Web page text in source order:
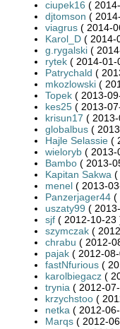
ciupek16 (
djtomson (
viagrus ( 2014-
Karol_D ( 2014-
g.rygalski (
rytek ( 2014-01-
Patrychald (
mkozlowski (
Topek ( 2013-
kes25 ( 2013-
krisun17 (
globalbus (
Hajle Selassie (
wieloryb ( 2013-
Bambo ( 2013-
Kapitan Sakwa (
menel ( 2013-
Panzerjager44 (
uszaty99 (
sjf ( 2012-10-23
szymczak (
chrabu ( 2012-
pajak ( 2012-
fastNfurious (
karolbiegacz (
trynia ( 2012-
krzychstoo (
netka ( 2012-
Marqs ( 2012-